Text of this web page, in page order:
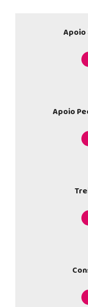
Apoio
Apoio